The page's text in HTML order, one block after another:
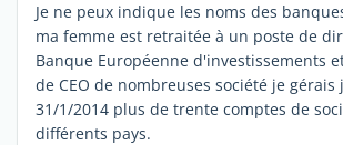
Je ne peux indique les noms des
ma femme est retraitée à un poste de
Banque Européenne d'investissements
de CEO de nombreuses société je gérais
31/1/2014 plus de trente comptes de
différents pays.